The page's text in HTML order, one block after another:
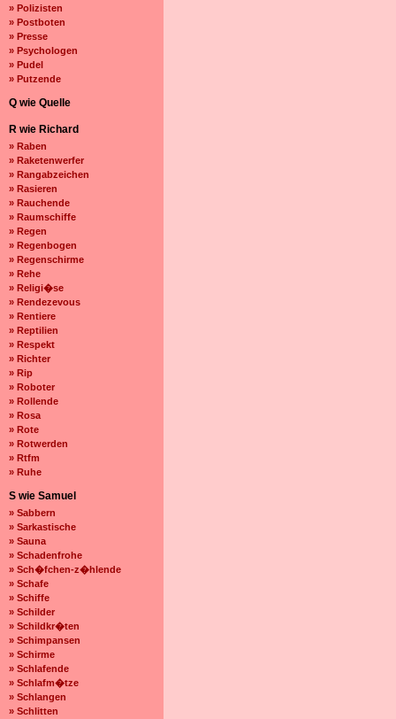
» Polizisten
» Postboten
» Presse
» Psychologen
» Pudel
» Putzende
Q wie Quelle
R wie Richard
» Raben
» Raketenwerfer
» Rangabzeichen
» Rasieren
» Rauchende
» Raumschiffe
» Regen
» Regenbogen
» Regenschirme
» Rehe
» Religi�se
» Rendezevous
» Rentiere
» Reptilien
» Respekt
» Richter
» Rip
» Roboter
» Rollende
» Rosa
» Rote
» Rotwerden
» Rtfm
» Ruhe
S wie Samuel
» Sabbern
» Sarkastische
» Sauna
» Schadenfrohe
» Sch�fchen-z�hlende
» Schafe
» Schiffe
» Schilder
» Schildkr�ten
» Schimpansen
» Schirme
» Schlafende
» Schlafm�tze
» Schlangen
» Schlitten